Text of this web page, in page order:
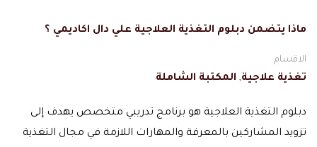
ماذا يتضمن دبلوم التغذية العلاجية علي دال اكاديمي ؟
الاقسام
تغذية علاجية, المكتبة الشاملة
دبلوم التغذية العلاجية هو برنامج تدريبي متخصص يهدف إلى
تزويد المشاركين بالمعرفة والمهارات اللازمة في مجال التغذية